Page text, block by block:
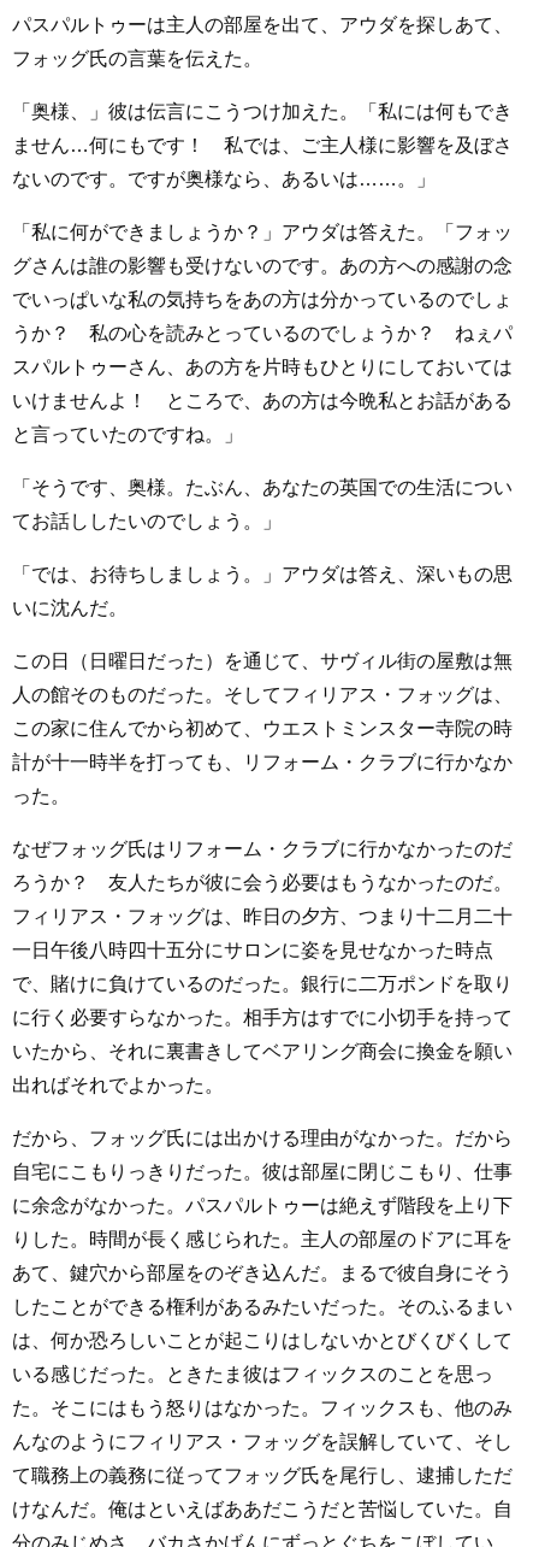
パスパルトゥーは主人の部屋を出て、アウダを探しあて、
フォッグ氏の言葉を伝えた。
「奥様、」彼は伝言にこうつけ加えた。「私には何もでき
ません…何にもです！ 私では、ご主人様に影響を及ぼさ
ないのです。ですが奥様なら、あるいは……。」
「私に何ができましょうか？」アウダは答えた。「フォッ
グさんは誰の影響も受けないのです。あの方への感謝の念
でいっぱいな私の気持ちをあの方は分かっているのでしょ
うか？ 私の心を読みとっているのでしょうか？ ねぇパ
スパルトゥーさん、あの方を片時もひとりにしておいては
いけませんよ！ ところで、あの方は今晩私とお話がある
と言っていたのですね。」
「そうです、奥様。たぶん、あなたの英国での生活につい
てお話ししたいのでしょう。」
「では、お待ちしましょう。」アウダは答え、深いもの思
いに沈んだ。
この日（日曜日だった）を通じて、サヴィル街の屋敷は無
人の館そのものだった。そしてフィリアス・フォッグは、
この家に住んでから初めて、ウエストミンスター寺院の時
計が十一時半を打っても、リフォーム・クラブに行かなか
った。
なぜフォッグ氏はリフォーム・クラブに行かなかったのだ
ろうか？ 友人たちが彼に会う必要はもうなかったのだ。
フィリアス・フォッグは、昨日の夕方、つまり十二月二十
一日午後八時四十五分にサロンに姿を見せなかった時点
で、賭けに負けているのだった。銀行に二万ポンドを取り
に行く必要すらなかった。相手方はすでに小切手を持って
いたから、それに裏書きしてベアリング商会に換金を願い
出ればそれでよかった。
だから、フォッグ氏には出かける理由がなかった。だから
自宅にこもりっきりだった。彼は部屋に閉じこもり、仕事
に余念がなかった。パスパルトゥーは絶えず階段を上り下
りした。時間が長く感じられた。主人の部屋のドアに耳を
あて、鍵穴から部屋をのぞき込んだ。まるで彼自身にそう
したことができる権利があるみたいだった。そのふるまい
は、何か恐ろしいことが起こりはしないかとびくびくして
いる感じだった。ときたま彼はフィックスのことを思っ
た。そこにはもう怒りはなかった。フィックスも、他のみ
んなのようにフィリアス・フォッグを誤解していて、そし
て職務上の義務に従ってフォッグ氏を尾行し、逮捕しただ
けなんだ。俺はといえばああだこうだと苦悩していた。自
分のみじめさ、バカさかげんにずっとぐちをこぼしてい